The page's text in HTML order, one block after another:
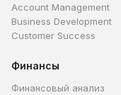
Account Management
Business Development
Customer Success
Финансы
Финансовый анализ